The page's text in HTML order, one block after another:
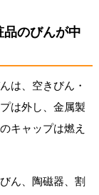
のびんが中
は、空きびん・
は外し、金属製
キャップは燃え
ん、陶磁器、割